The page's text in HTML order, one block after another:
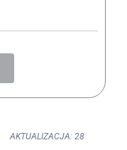
AKTUALIZACJA: 28